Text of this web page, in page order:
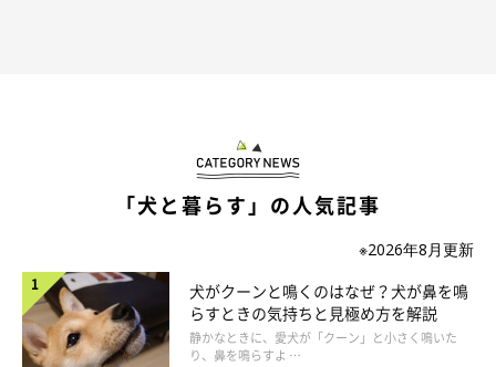
水道水のカルキ臭が気になる場合は、煮沸した水道水を冷まして
「犬と暮らす」の人気記事
※2026年8月更新
犬がクーンと鳴くのはなぜ？犬が鼻を鳴
らすときの気持ちと見極め方を解説
静かなときに、愛犬が「クーン」と小さく鳴いた
り、鼻を鳴らすよ …